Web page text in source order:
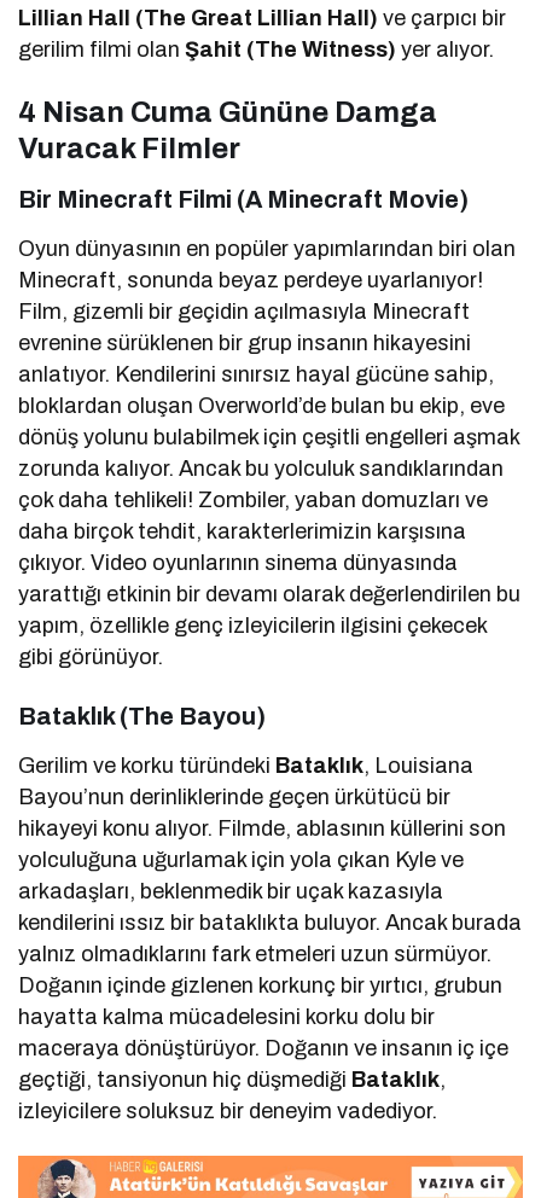
Lillian Hall (The Great Lillian Hall) ve çarpıcı bir
gerilim filmi olanŞahit (The Witness) yer alıyor.
4 Nisan Cuma Gününe Damga
Vuracak Filmler
Bir Minecraft Filmi (A Minecraft Movie)
Oyun dünyasının en popüler yapımlarından biri olan
Minecraft, sonunda beyaz perdeye uyarlanıyor!
Film, gizemli bir geçidin açılmasıyla Minecraft
evrenine sürüklenen bir grup insanın hikayesini
anlatıyor. Kendilerini sınırsız hayal gücüne sahip,
bloklardan oluşan Overworld’de bulan bu ekip, eve
dönüş yolunu bulabilmek için çeşitli engelleri aşmak
zorunda kalıyor. Ancak bu yolculuk sandıklarından
çok daha tehlikeli! Zombiler, yaban domuzları ve
daha birçok tehdit, karakterlerimizin karşısına
çıkıyor. Video oyunlarının sinema dünyasında
yarattığı etkinin bir devamı olarak değerlendirilen bu
yapım, özellikle genç izleyicilerin ilgisini çekecek
gibi görünüyor.
Bataklık (The Bayou)
Gerilim ve korku türündeki Bataklık, Louisiana
Bayou’nun derinliklerinde geçen ürkütücü bir
hikayeyi konu alıyor. Filmde, ablasının küllerini son
yolculuğuna uğurlamak için yola çıkan Kyle ve
arkadaşları, beklenmedik bir uçak kazasıyla
kendilerini ıssız bir bataklıkta buluyor. Ancak burada
yalnız olmadıklarını fark etmeleri uzun sürmüyor.
Doğanın içinde gizlenen korkunç bir yırtıcı, grubun
hayatta kalma mücadelesini korku dolu bir
maceraya dönüştürüyor. Doğanın ve insanın iç içe
geçtiği, tansiyonun hiç düşmediği Bataklık,
izleyicilere soluksuz bir deneyim vadediyor.